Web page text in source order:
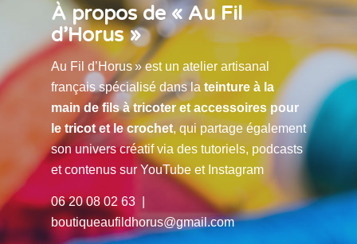
À propos de « Au Fil
d’Horus »
Au Fil d’Horus » est un atelier artisanal
français spécialisé dans la teinture à la
main de fils à tricoter et accessoires pour
le tricot et le crochet, qui partage également
son univers créatif via des tutoriels, podcasts
et contenus sur YouTube et Instagram
06 20 08 02 63 |
boutiqueaufildhorus@gmail.com